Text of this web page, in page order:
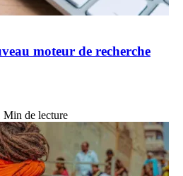
moteur de recherche
Min de lecture